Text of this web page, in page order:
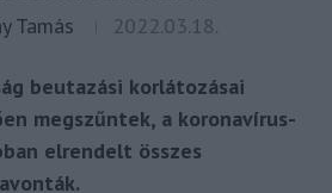
Tamás 2022.03.18.
beutazási korlátozásai
megszűntek, a koronavírus-
elrendelt összes